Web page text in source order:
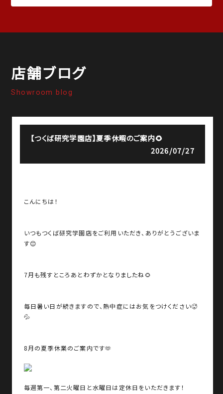
店舗ブログ
Showroom blog
【つくば研究学園店】夏季休暇のご案内🌻
2026/07/27
こんにちは！
いつもつくば研究学園店をご利用いただき、ありがとうございま
す😊
7月も残すところあとわずかとなりましたね🌻
毎日暑い日が続きますので、熱中症にはお気をつけください🥵
💦
8月の夏季休業のご案内です🫶
毎週第一、第二火曜日と水曜日は定休日をいただきます！